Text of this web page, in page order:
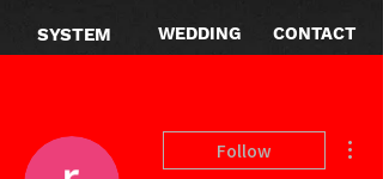
SYSTEM WEDDING CONTACT
Follow